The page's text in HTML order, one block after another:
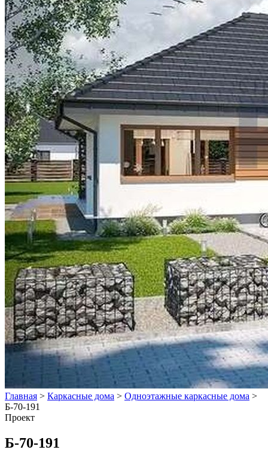
Главная > Каркасные дома > Одноэтажные каркасные дома >
Б-70-191
Проект
Б-70-191